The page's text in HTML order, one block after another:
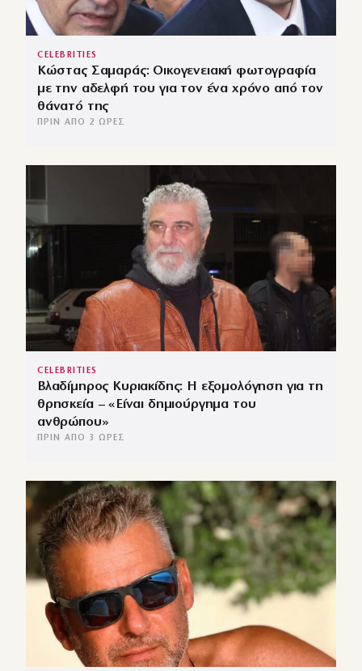
CELEBRITIES
Κώστας Σαμαράς: Οικογενειακή φωτογραφία
με την αδελφή του για τον ένα χρόνο από τον
θάνατό της
ΠΡΙΝ ΑΠΌ 2 ΏΡΕΣ
CELEBRITIES
Βλαδίμηρος Κυριακίδης: Η εξομολόγηση για τη
θρησκεία – «Είναι δημιούργημα του
ανθρώπου»
ΠΡΙΝ ΑΠΌ 3 ΏΡΕΣ